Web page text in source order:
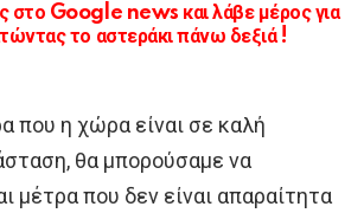
στο Google news και λάβε μέρος για
το αστεράκι πάνω δεξιά !
που η χώρα είναι σε καλή
θα μπορούσαμε να
μέτρα που δεν είναι απαραίτητα